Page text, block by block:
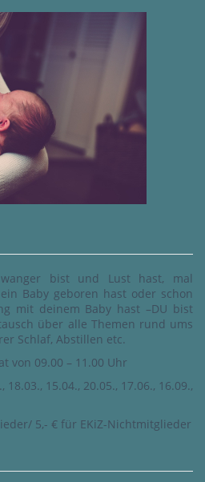
bist und Lust hast, mal
Baby geboren hast oder schon
mit deinem Baby hast –DU bist
über alle Themen rund ums
Schlaf, Abstillen etc.
von 09.00 – 11.00 Uhr
15.04., 20.05., 17.06., 16.09.,
5,- € für EKiZ-Nichtmitglieder